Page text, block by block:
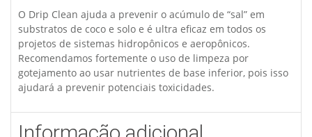
O Drip Clean ajuda a prevenir o acúmulo de “sal” em
substratos de coco e solo e é ultra eficaz em todos os
projetos de sistemas hidropônicos e aeropônicos.
Recomendamos fortemente o uso de limpeza por
gotejamento ao usar nutrientes de base inferior, pois isso
ajudará a prevenir potenciais toxicidades.